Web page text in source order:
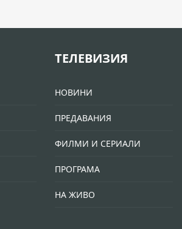
ТЕЛЕВИЗИЯ
НОВИНИ
ПРЕДАВАНИЯ
ФИЛМИ И СЕРИАЛИ
ПРОГРАМА
НА ЖИВО